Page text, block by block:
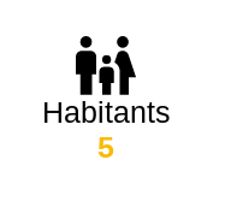
Habitants
5